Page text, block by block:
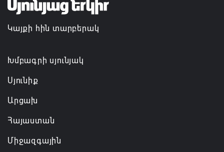
պահպանման, թե՛ արտաքին ճակատում հայ
ժողովրդի շահերի պաշտպանության գործը
06.08.2026 14:18
Անդրանիկ Սիմոնյանը վերանշանակվել է ԱԱԾ
ազատվել է պաշտոնից
06.08.2026 14:16
նախարարությունների անվանումները
Կայքի հին տարբերակ
Խմբագրի սյունյակ
Սյունիք
Արցախ
Հայաստան
Միջազգային